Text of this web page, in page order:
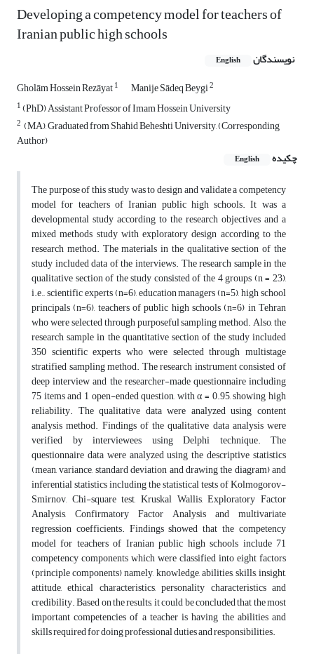
Developing a competency model for teachers of
Iranian public high schools
نویسندگان English
Gholām Hossein Rezāyat1 Manije Sādeq Beygi2
1(PhD) Assistant Professor of Imam Hossein University
2 ‌ (MA), Graduated from Shahid Beheshti University, (Corresponding
Author)
چکیده
English
The purpose of this study was to design and validate a competency
model for teachers of Iranian public high schools. It was a
developmental study according to the research objectives and a
mixed methods study with exploratory design according to the
research method. The materials in the qualitative section of the
study included data of the interviews. The research sample in the
qualitative section of the study consisted of the 4 groups (n = 23),
i.e., scientific experts (n=6), education managers (n=5), high school
principals (n=6), teachers of public high schools (n=6) in Tehran
who were selected through purposeful sampling method. Also, the
research sample in the quantitative section of the study included
350 scientific experts who were selected through multistage
stratified sampling method. The research instrument consisted of
deep interview and the researcher-made questionnaire including
75 items and 1 open-ended question, with α = 0.95, showing high
reliability. The qualitative data were analyzed using content
analysis method. Findings of the qualitative data analysis were
verified by interviewees using Delphi technique. The
questionnaire data were analyzed using the descriptive statistics
(mean, variance, standard deviation and drawing the diagram) and
inferential statistics including the statistical tests of Kolmogorov-
Smirnov, Chi-square test, Kruskal Wallis, Exploratory Factor
Analysis, Confirmatory Factor Analysis and multivariate
regression coefficients. Findings showed that the competency
model for teachers of Iranian public high schools include 71
competency components which were classified into eight factors
(principle components) namely, knowledge, abilities, skills, insight,
attitude, ethical characteristics, personality characteristics and
credibility. Based on the results, it could be concluded that the most
important competencies of a teacher is having the abilities and
skills required for doing professional duties and responsibilities.